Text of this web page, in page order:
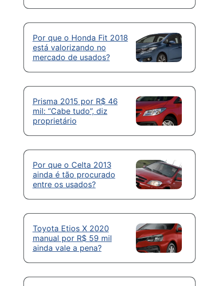
Por que o Honda Fit 2018
está valorizando no
mercado de usados?
Prisma 2015 por R$ 46
mil: “Cabe tudo”, diz
proprietário
Por que o Celta 2013
ainda é tão procurado
entre os usados?
Toyota Etios X 2020
manual por R$ 59 mil
ainda vale a pena?